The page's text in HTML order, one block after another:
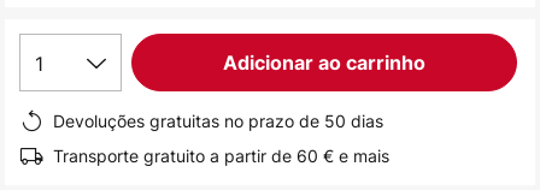
de
imagens
1 Adicionar ao carrinho
Devoluções gratuitas no prazo de 50 dias
Transporte gratuito a partir de 60 € e mais